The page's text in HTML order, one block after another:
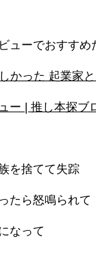
ューでおすす
かった 起業家
ー | 推し本探ブ
を捨てて失踪
たら怒鳴られて
なって